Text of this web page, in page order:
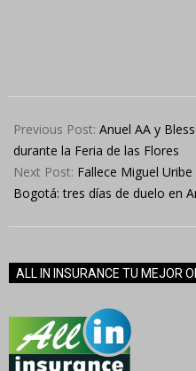
08-
09
Previous Post: Anuel AA y
durante la Feria de las Flores
Next Post: Fallece Miguel
Bogotá: tres días de duelo en
ALL IN INSURANCE TU MEJOR